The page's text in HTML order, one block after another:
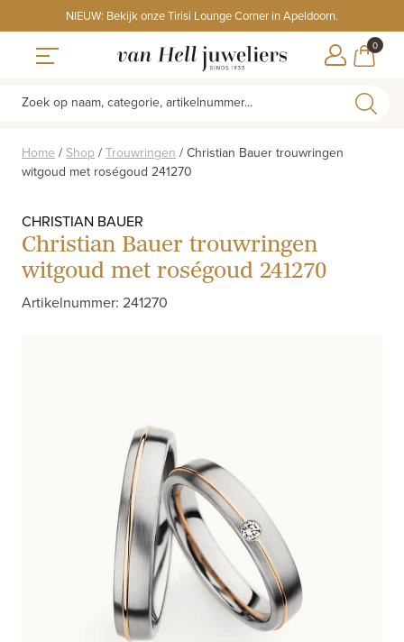
to
content
NIEUW: Bekijk onze Tirisi Lounge Corner in Apeldoorn.
0
Zoek op naam, categorie, artikelnummer...
Home / Shop / Trouwringen / Christian Bauer trouwringen
witgoud met roségoud 241270
CHRISTIAN BAUER
Christian Bauer trouwringen
witgoud met roségoud 241270
Artikelnummer: 241270